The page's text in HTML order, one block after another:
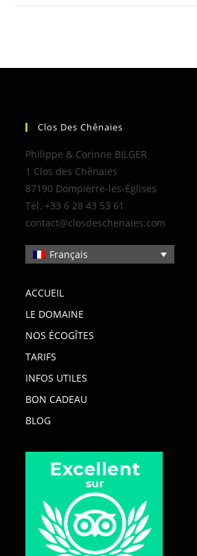
Clos Des Chênaies
Philippe & Corinne BILGER
1 Clos des Chênaies
87190 Dompierre-les-Églises
Tél. +33 6 28 43 53 61
contact@closdeschenaies.com
Français
ACCUEIL
LE DOMAINE
NOS ÉCOGÎTES
TARIFS
INFOS UTILES
BON CADEAU
BLOG